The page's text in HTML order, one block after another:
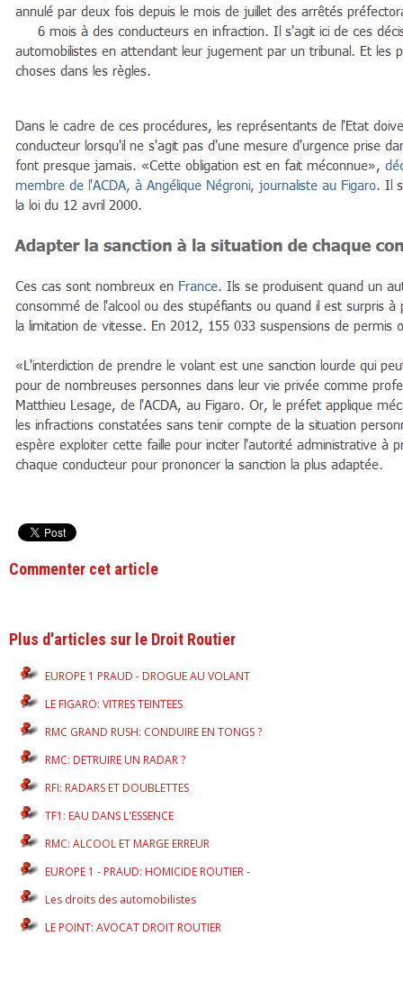
Commenter cet article
Plus d'articles sur le Droit Routier
EUROPE 1 PRAUD - DROGUE AU VOLANT
LE FIGARO: VITRES TEINTEES
RMC GRAND RUSH: CONDUIRE EN TONGS ?
RMC: DETRUIRE UN RADAR ?
RFI: RADARS ET DOUBLETTES
TF1: EAU DANS L'ESSENCE
RMC: ALCOOL ET MARGE ERREUR
EUROPE 1 - PRAUD: HOMICIDE ROUTIER -
Les droits des automobilistes
LE POINT: AVOCAT DROIT ROUTIER